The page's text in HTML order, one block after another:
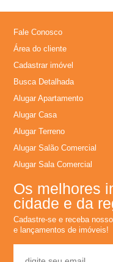
m
R
Fale Conosco
Área do cliente
Cadastrar imóvel
Busca Detalhada
Alugar Apartamento
Alugar Casa
Alugar Terreno
Alugar Salão Comercial
Alugar Sala Comercial
Os melhores
cidade e da
Cadastre-se e receba
e lançamentos de imóveis!